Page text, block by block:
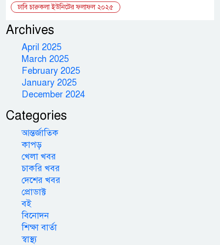
ঢাবি চারুকলা ইউনিটের ফলাফল ২০২৫
Archives
April 2025
March 2025
February 2025
January 2025
December 2024
Categories
আন্তর্জাতিক
কাপড়
খেলা খবর
চাকরি খবর
দেশের খবর
প্রোডাক্ট
বই
বিনোদন
শিক্ষা বার্তা
স্বাস্থ্য